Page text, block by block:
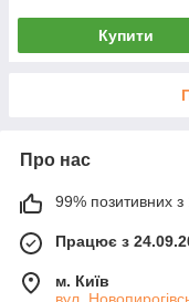
Купити
Про нас
99% позитивних з
Працює з
м. Київ
вул.